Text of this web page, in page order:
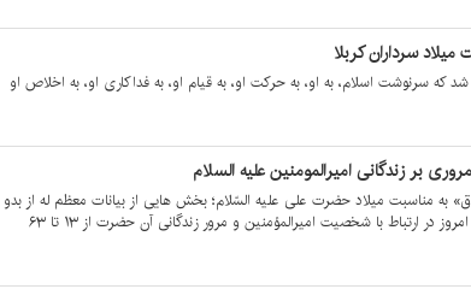
سرداران کربلا
سرنوشت اسلام، به او، به حرکت او، به قیام او، به فداکاری او، به اخلاص او
بر زندگانی امیرالمومنین علیه السلام
به مناسبت میلاد حضرت علی علیه السّلام؛ بخش هایی از بیانات معظم له از بدو
پیروزی انقلاب اسلامی تا به امروز در ارتباط با شخصیت امیرالمؤمنین و مرور زندگانی آن حضرت از ۱۳ تا ۶۳